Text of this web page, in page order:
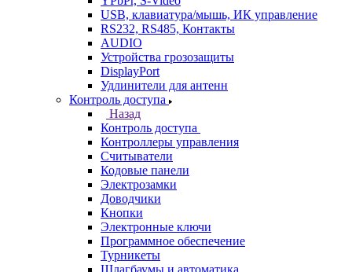
USB, клавиатура/мышь, ИК управление
RS232, RS485, Контакты
AUDIO
Устройства грозозащиты
DisplayPort
Удлинители для антенн
Контроль доступа
Назад
Контроль доступа
Контроллеры управления
Считыватели
Кодовые панели
Электрозамки
Доводчики
Кнопки
Электронные ключи
Программное обеспечение
Турникеты
Шлагбаумы и автоматика